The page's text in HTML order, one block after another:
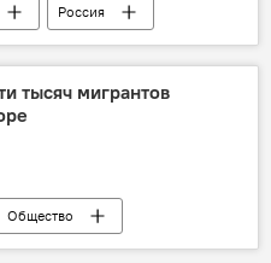
Россия
тысяч мигрантов
Общество
мигранты